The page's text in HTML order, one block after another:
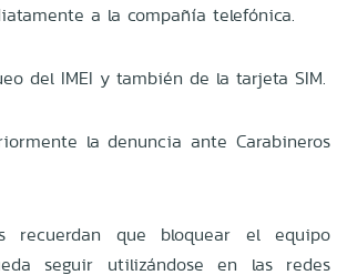
a la compañía telefónica.
del IMEI y también de la tarjeta SIM.
la denuncia ante Carabineros
recuerdan que bloquear el equipo
seguir utilizándose en las redes